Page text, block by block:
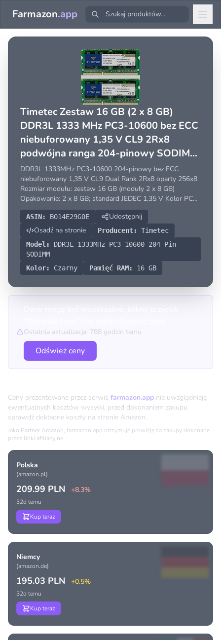
Farmazon.app
Timetec Zestaw 16 GB (2 x 8 GB)
DDR3L 1333 MHz PC3-10600 bez ECC
niebuforowany 1,35 V CL9 2Rx8
podwójna ranga 204-pinowy SODIMM
laptop notebook PC pamięć RAM
moduł aktualizacja (zestaw 16 GB (2 x
8 GB
DDR3L 1333MHz PC3-10600 204-pinowy bez ECC
niebuforowany 1,35 V CL9 Dual Rank 2Rx8 oparty 256x8
Rozmiar modułu: zestaw 16 GB (moduły 2 x 8 GB)
Opakowanie: 2 x 8 GB; standard JEDEC 1,35 V Kolor PCB
może się różnić (czarny lub zielony) ze względu na różne
partie produkcyjne; wszystkie produkty Timetec są
wysokiej jakości
ASIN: B014E29G0E
Udostępnij
Osadź na stronie
Producent:
Timetec
Model:
DDR3L 1333MHz PC3-10600 204-Pin
SODIMM
Kolor:
Czarny Pamięć RAM: 16 GB
Ostatnia aktualizacja: 788 godzin temu
Odśwież ceny
Ceny prezentowane przez serwis farmazon.app nie uwzględniają
ewentualnych kosztów wysyłki, przed dokonaniem zakupu
sprawdź dokładne koszty na stronie Amazon.
Jako Partner Amazon, farmazon.app otrzymuje prowizję za zakupy dokonane
przez linki afiliacyjne.
Polska
(amazon.pl)
209.99 PLN +8.3%
32d temu
Kup teraz
Niemcy
(amazon.de)
195.03 PLN +0.5%
32d temu
Kup teraz